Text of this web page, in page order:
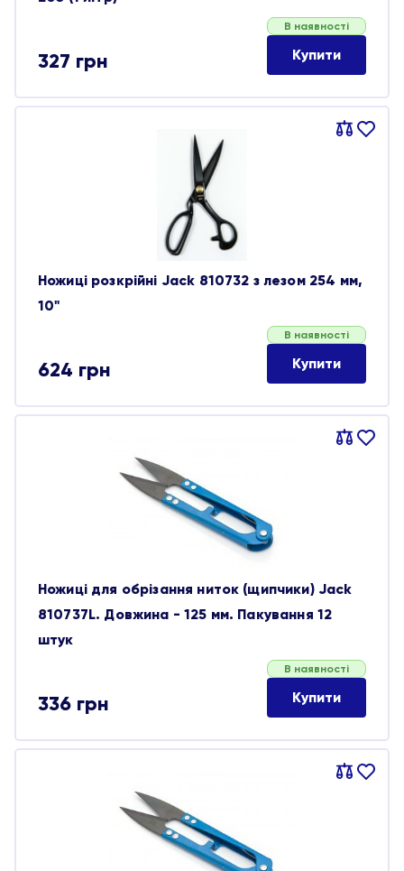
327 грн
В наявності
Купити
Порівняти
В
Ножиці розкрійні Jack 810732 з лезом 254 мм,
10"
624 грн
В наявності
Купити
Порівняти
В
Ножиці для обрізання ниток (щипчики) Jack
810737L. Довжина - 125 мм. Пакування 12
штук
336 грн
В наявності
Купити
Порівняти
В